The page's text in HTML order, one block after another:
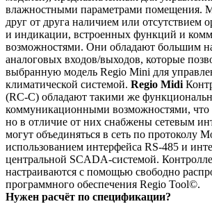
влажностными параметрами помещения.
друг от друга наличием или отсутствием
и индикации, встроенных функций и
возможностями. Они обладают большим
аналоговых входов/выходов, которые
выбранную модель Regio Mini для
климатической системой. Regio Midi
(RC-C) обладают такими же
коммуникационными возможностями, что
но в отличие от них снабжены сетевым
могут объединяться в сеть по протоколу
использованием интерфейса RS-485 и
центральной SCADA-системой.
настраиваются с помощью свободно
программного обеспечения Regio Tool©.
Нужен расчёт по спецификации?